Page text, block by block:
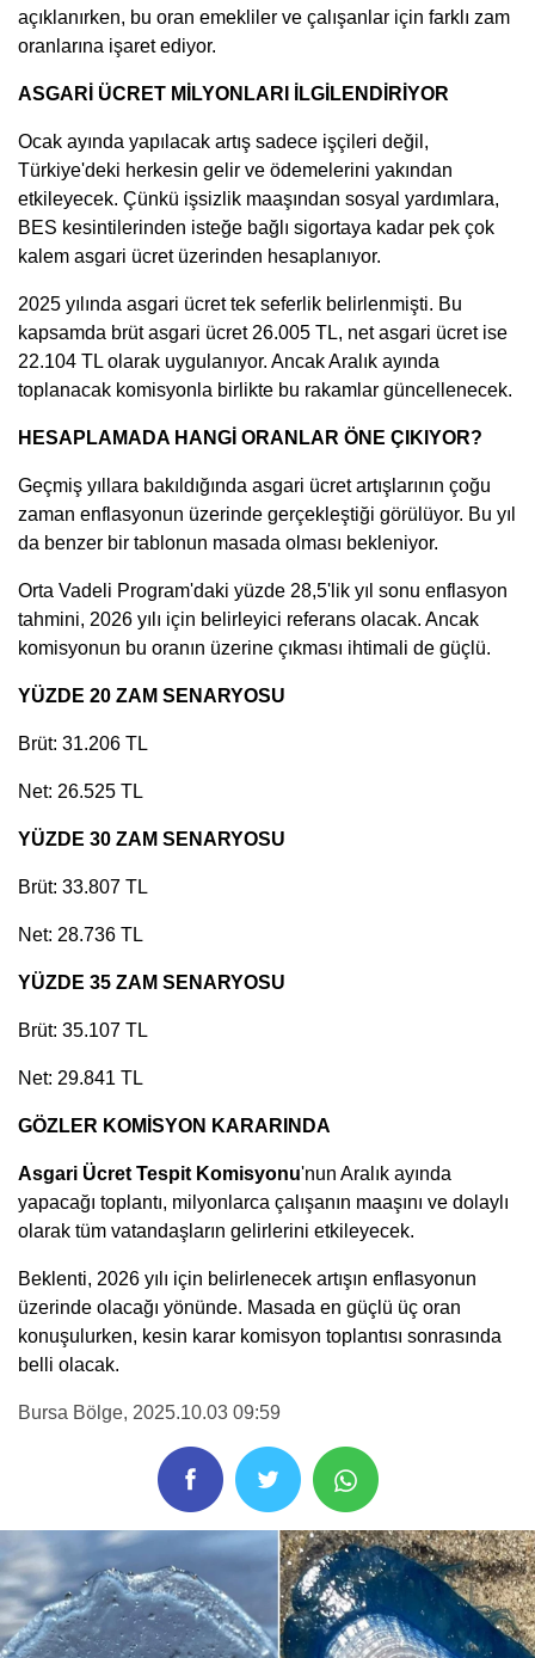
açıklanırken, bu oran emekliler ve çalışanlar için farklı zam
oranlarına işaret ediyor.
ASGARİ ÜCRET MİLYONLARI İLGİLENDİRİYOR
Ocak ayında yapılacak artış sadece işçileri değil,
Türkiye'deki herkesin gelir ve ödemelerini yakından
etkileyecek. Çünkü işsizlik maaşından sosyal yardımlara,
BES kesintilerinden isteğe bağlı sigortaya kadar pek çok
kalem asgari ücret üzerinden hesaplanıyor.
2025 yılında asgari ücret tek seferlik belirlenmişti. Bu
kapsamda brüt asgari ücret 26.005 TL, net asgari ücret ise
22.104 TL olarak uygulanıyor. Ancak Aralık ayında
toplanacak komisyonla birlikte bu rakamlar güncellenecek.
HESAPLAMADA HANGİ ORANLAR ÖNE ÇIKIYOR?
Geçmiş yıllara bakıldığında asgari ücret artışlarının çoğu
zaman enflasyonun üzerinde gerçekleştiği görülüyor. Bu yıl
da benzer bir tablonun masada olması bekleniyor.
Orta Vadeli Program'daki yüzde 28,5'lik yıl sonu enflasyon
tahmini, 2026 yılı için belirleyici referans olacak. Ancak
komisyonun bu oranın üzerine çıkması ihtimali de güçlü.
YÜZDE 20 ZAM SENARYOSU
Brüt: 31.206 TL
Net: 26.525 TL
YÜZDE 30 ZAM SENARYOSU
Brüt: 33.807 TL
Net: 28.736 TL
YÜZDE 35 ZAM SENARYOSU
Brüt: 35.107 TL
Net: 29.841 TL
GÖZLER KOMİSYON KARARINDA
Asgari Ücret Tespit Komisyonu'nun Aralık ayında
yapacağı toplantı, milyonlarca çalışanın maaşını ve dolaylı
olarak tüm vatandaşların gelirlerini etkileyecek.
Beklenti, 2026 yılı için belirlenecek artışın enflasyonun
üzerinde olacağı yönünde. Masada en güçlü üç oran
konuşulurken, kesin karar komisyon toplantısı sonrasında
belli olacak.
Bursa Bölge, 2025.10.03 09:59